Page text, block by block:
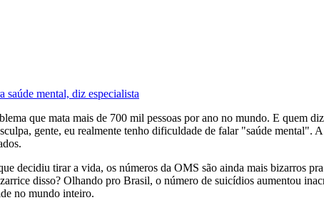
saúde mental, diz especialista
que mata mais de 700 mil pessoas por ano no mundo. E quem
gente, eu realmente tenho dificuldade de falar "saúde
decidiu tirar a vida, os números da OMS são ainda mais bizarros
disso? Olhando pro Brasil, o número de suicídios aumentou
no mundo inteiro.